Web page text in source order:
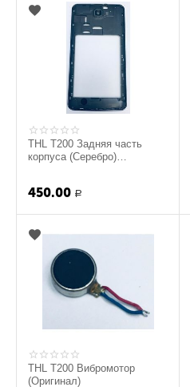
THL T200 Задняя часть
корпуса (Серебро)
450.00 Р
THL T200 Вибромотор
(Оригинал)